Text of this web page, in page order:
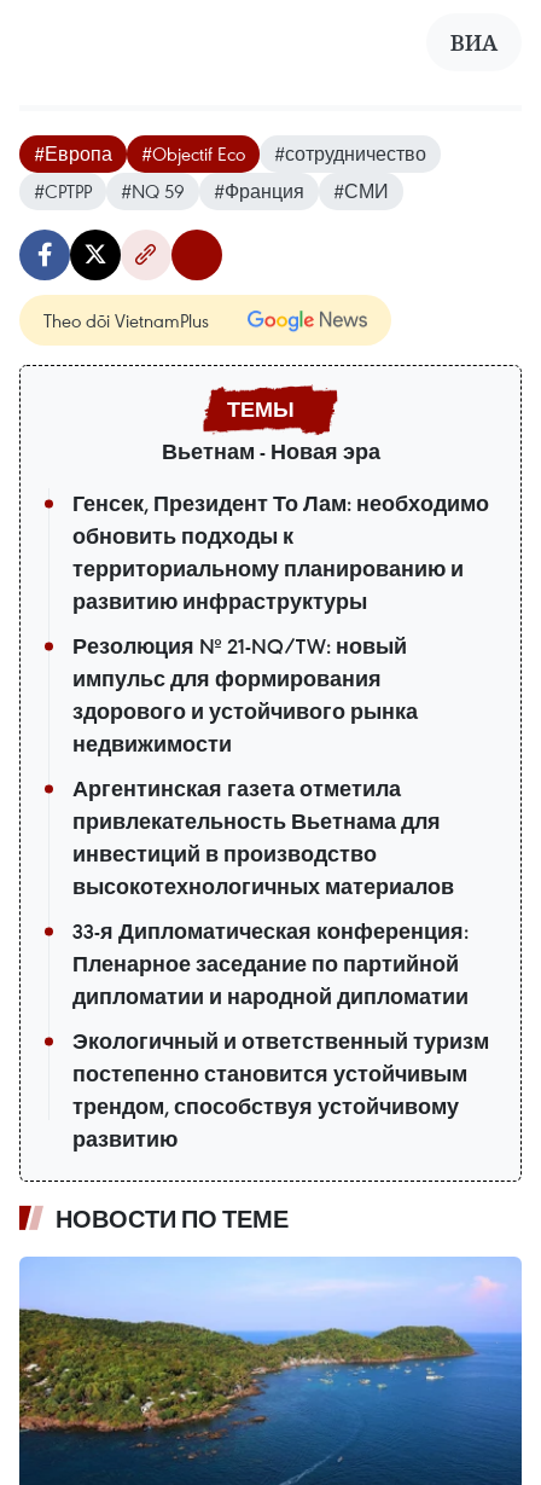
ВИА
#Европа #Objectif Eco
#сотрудничество
#CPTPP
#NQ 59 #Франция #СМИ
Theo dõi VietnamPlus
Вьетнам - Новая эра
Генсек, Президент То Лам: необходимо
обновить подходы к
территориальному планированию и
развитию инфраструктуры
Резолюция № 21-NQ/TW: новый
импульс для формирования
здорового и устойчивого рынка
недвижимости
Аргентинская газета отметила
привлекательность Вьетнама для
инвестиций в производство
высокотехнологичных материалов
33-я Дипломатическая конференция:
Пленарное заседание по партийной
дипломатии и народной дипломатии
Экологичный и ответственный туризм
постепенно становится устойчивым
трендом, способствуя устойчивому
развитию
НОВОСТИ ПО ТЕМЕ